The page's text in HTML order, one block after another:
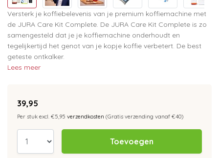
Versterk je koffiebelevenis van je premium koffiemachine met
de JURA Care Kit Complete. De JURA Care Kit Complete is zo
samengesteld dat je je koffiemachine onderhoudt en
tegelijkertijd het genot van je kopje koffie verbetert. De best
geteste ontkalker.
Lees meer
39,95
Per stuk excl. €5,95 verzendkosten (Gratis verzending vanaf €40)
Toevoegen